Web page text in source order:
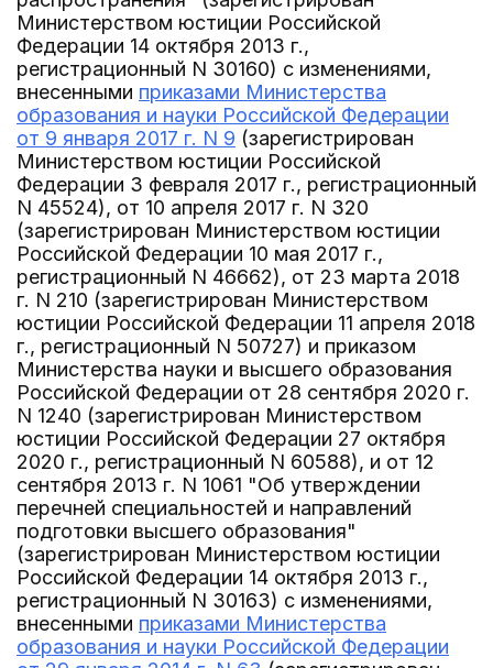
Министерством юстиции Российской
Федерации 14 октября 2013 г.,
регистрационный N 30160) с изменениями,
внесенными приказами Министерства
образования и науки Российской Федерации
от 9 января 2017 г. N 9 (зарегистрирован
Министерством юстиции Российской
Федерации 3 февраля 2017 г., регистрационный
N 45524), от 10 апреля 2017 г. N 320
(зарегистрирован Министерством юстиции
Российской Федерации 10 мая 2017 г.,
регистрационный N 46662), от 23 марта 2018
г. N 210 (зарегистрирован Министерством
юстиции Российской Федерации 11 апреля 2018
г., регистрационный N 50727) и приказом
Министерства науки и высшего образования
Российской Федерации от 28 сентября 2020 г.
N 1240 (зарегистрирован Министерством
юстиции Российской Федерации 27 октября
2020 г., регистрационный N 60588), и от 12
сентября 2013 г. N 1061 "Об утверждении
перечней специальностей и направлений
подготовки высшего образования"
(зарегистрирован Министерством юстиции
Российской Федерации 14 октября 2013 г.,
регистрационный N 30163) с изменениями,
внесенными приказами Министерства
образования и науки Российской Федерации